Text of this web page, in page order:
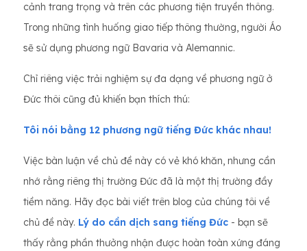
cảnh trang trọng và trên các phương tiện truyền thông.
Trong những tình huống giao tiếp thông thường, người Áo
sẽ sử dụng phương ngữ Bavaria và Alemannic.
Chỉ riêng việc trải nghiệm sự đa dạng về phương ngữ ở
Đức thôi cũng đủ khiến bạn thích thú:
Tôi nói bằng 12 phương ngữ tiếng Đức khác nhau!
Việc bàn luận về chủ đề này có vẻ khó khăn, nhưng cần
nhớ rằng riêng thị trường Đức đã là một thị trường đầy
tiềm năng. Hãy đọc bài viết trên blog của chúng tôi về
chủ đề này. Lý do cần dịch sang tiếng Đức - bạn sẽ
thấy rằng phần thưởng nhận được hoàn toàn xứng đáng